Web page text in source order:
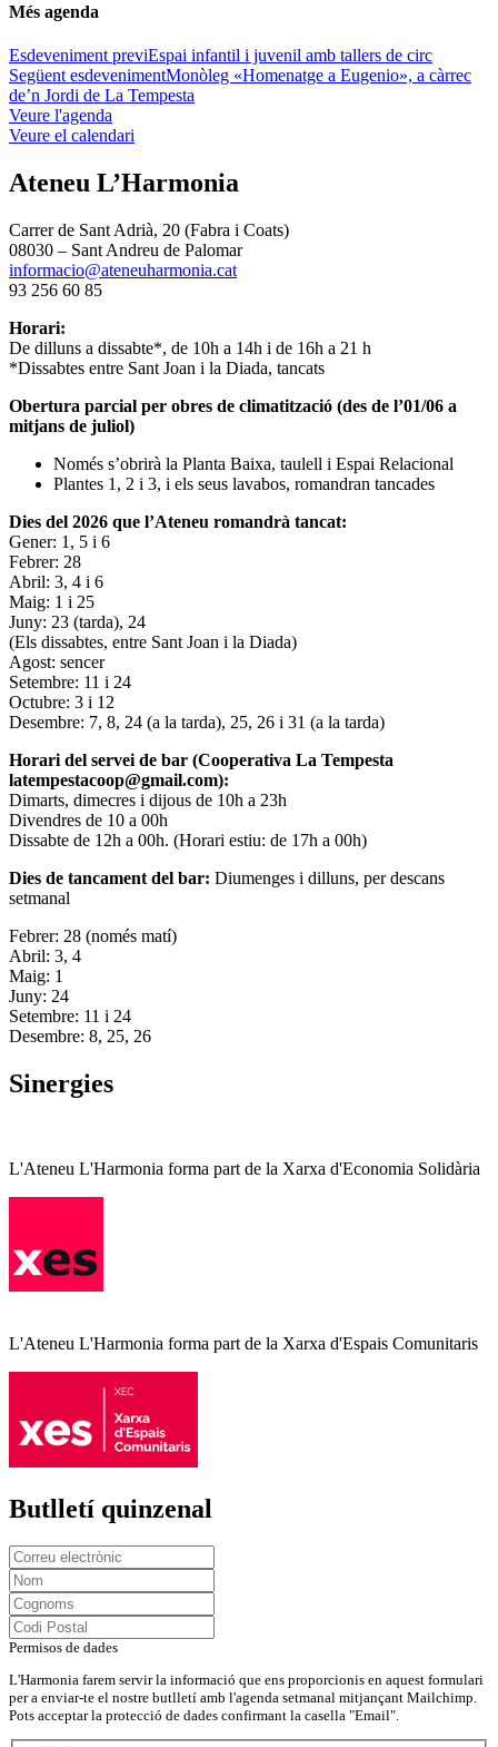
Més agenda
Esdeveniment previEspai infantil i juvenil amb tallers de circ
Següent esdevenimentMonòleg «Homenatge a Eugenio», a càrrec
de’n Jordi de La Tempesta
Veure l'agenda
Veure el calendari
Ateneu L’Harmonia
Carrer de Sant Adrià, 20 (Fabra i Coats)
08030 – Sant Andreu de Palomar
informacio@ateneuharmonia.cat
93 256 60 85
Horari:
De dilluns a dissabte*, de 10h a 14h i de 16h a 21 h
*Dissabtes entre Sant Joan i la Diada, tancats
Obertura parcial per obres de climatització (des de l’01/06 a
mitjans de juliol)
Només s’obrirà la Planta Baixa, taulell i Espai Relacional
Plantes 1, 2 i 3, i els seus lavabos, romandran tancades
Dies del 2026 que l’Ateneu romandrà tancat:
Gener: 1, 5 i 6
Febrer: 28
Abril: 3, 4 i 6
Maig: 1 i 25
Juny: 23 (tarda), 24
(Els dissabtes, entre Sant Joan i la Diada)
Agost: sencer
Setembre: 11 i 24
Octubre: 3 i 12
Desembre: 7, 8, 24 (a la tarda), 25, 26 i 31 (a la tarda)
Horari del servei de bar (Cooperativa La Tempesta
latempestacoop@gmail.com):
Dimarts, dimecres i dijous de 10h a 23h
Divendres de 10 a 00h
Dissabte de 12h a 00h. (Horari estiu: de 17h a 00h)
Dies de tancament del bar: Diumenges i dilluns, per descans
setmanal
Febrer: 28 (només matí)
Abril: 3, 4
Maig: 1
Juny: 24
Setembre: 11 i 24
Desembre: 8, 25, 26
Sinergies
L'Ateneu L'Harmonia forma part de la Xarxa d'Economia Solidària
L'Ateneu L'Harmonia forma part de la Xarxa d'Espais Comunitaris
Butlletí quinzenal
Permisos de dades
L'Harmonia farem servir la informació que ens proporcionis en aquest formulari
per a enviar-te el nostre butlletí amb l'agenda setmanal mitjançant Mailchimp.
Pots acceptar la protecció de dades confirmant la casella "Email".